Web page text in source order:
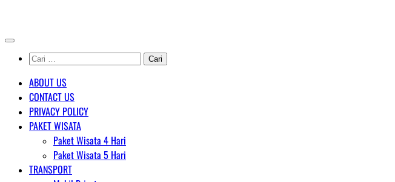
content
Cari
untuk:
ABOUT US
CONTACT US
PRIVACY POLICY
PAKET WISATA
Paket Wisata 4 Hari
Paket Wisata 5 Hari
TRANSPORT